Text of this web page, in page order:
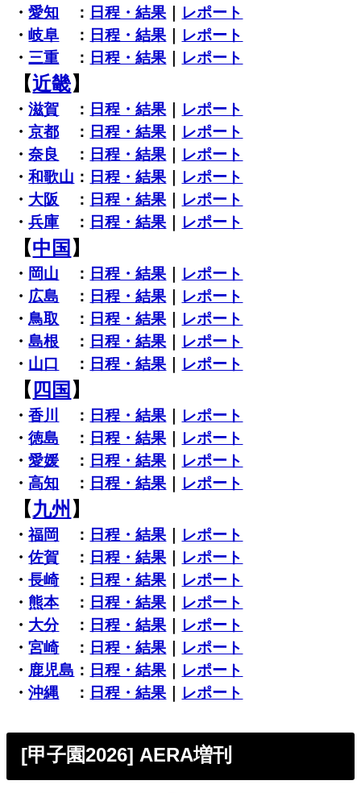
・愛知 ： 日程・結果
レポート
・岐阜 ： 日程・結果
レポート
・ 三重 ： 日程・結果 レポート
【近畿】
・滋賀 ： 日程・結果
レポート
・京都 ： 日程・結果
レポート
・奈良 ： 日程・結果
レポート
・和歌山 ： 日程・結果
レポート
・ 大阪 ： 日程・結果
レポート
・兵庫 ： 日程・結果 レポート
【中国 】
・ 岡山 ： 日程・結果
レポート
・ 広島 ： 日程・結果
レポート
・ 鳥取 ： 日程・結果
レポート
・島根 ： 日程・結果
レポート
・ 山口 ： 日程・結果 レポート
【 四国 】
・香川 ： 日程・結果
レポート
・徳島 ： 日程・結果
レポート
・愛媛 ： 日程・結果
レポート
・高知 ： 日程・結果 レポート
【九州 】
・福岡 ： 日程・結果
レポート
・佐賀 ： 日程・結果
レポート
・長崎： 日程・結果
レポート
・ 熊本： 日程・結果
レポート
・ 大分： 日程・結果
レポート
・宮崎： 日程・結果
レポート
・ 鹿児島 ： 日程・結果
レポート
・沖縄 ： 日程・結果 レポート
[甲子園2026] AERA増刊